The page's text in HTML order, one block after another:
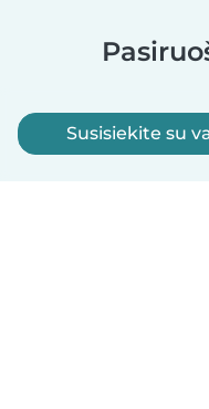
Susisiekite su